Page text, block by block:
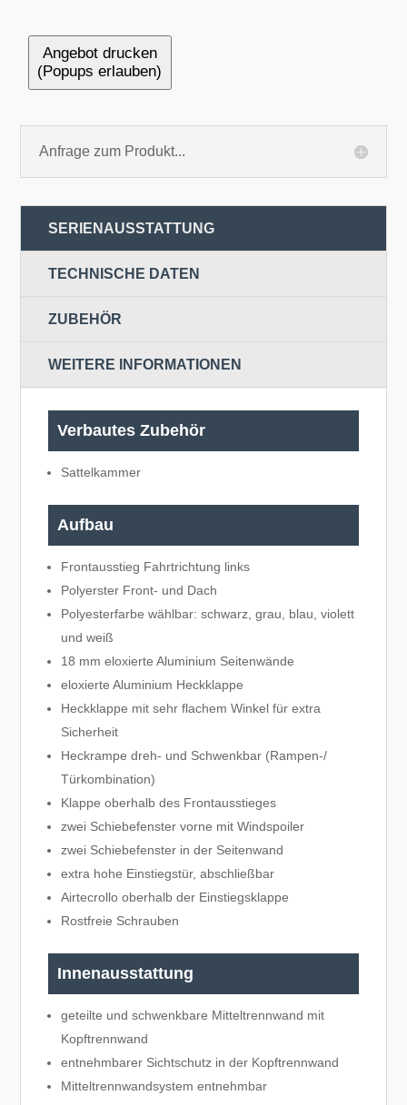
Angebot drucken
(Popups erlauben)
Anfrage zum Produkt...
SERIENAUSSTATTUNG
TECHNISCHE DATEN
ZUBEHÖR
WEITERE INFORMATIONEN
Verbautes Zubehör
Sattelkammer
Aufbau
Frontausstieg Fahrtrichtung links
Polyerster Front- und Dach
Polyesterfarbe wählbar: schwarz, grau, blau, violett
und weiß
18 mm eloxierte Aluminium Seitenwände
eloxierte Aluminium Heckklappe
Heckklappe mit sehr flachem Winkel für extra
Sicherheit
Heckrampe dreh- und Schwenkbar (Rampen-/
Türkombination)
Klappe oberhalb des Frontausstieges
zwei Schiebefenster vorne mit Windspoiler
zwei Schiebefenster in der Seitenwand
extra hohe Einstiegstür, abschließbar
Airtecrollo oberhalb der Einstiegsklappe
Rostfreie Schrauben
Innenausstattung
geteilte und schwenkbare Mitteltrennwand mit
Kopftrennwand
entnehmbarer Sichtschutz in der Kopftrennwand
Mitteltrennwandsystem entnehmbar